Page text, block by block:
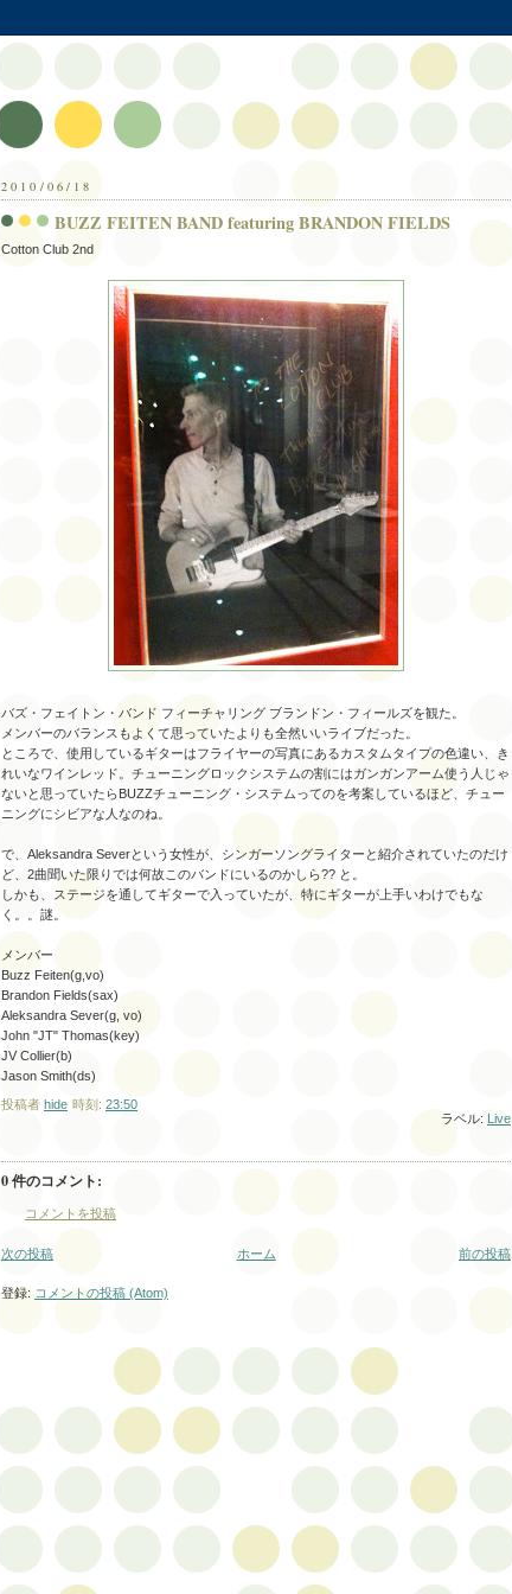
2010/06/18
BUZZ FEITEN BAND featuring BRANDON FIELDS
Cotton Club 2nd
バズ・フェイトン・バンド フィーチャリング ブランドン・フィールズを観た。
メンバーのバランスもよくて思っていたよりも全然いいライブだった。
ところで、使用しているギターはフライヤーの写真にあるカスタムタイプの色違い、き
れいなワインレッド。チューニングロックシステムの割にはガンガンアーム使う人じゃ
ないと思っていたらBUZZチューニング・システムってのを考案しているほど、チュー
ニングにシビアな人なのね。
で、Aleksandra Severという女性が、シンガーソングライターと紹介されていたのだけ
ど、2曲聞いた限りでは何故このバンドにいるのかしら?? と。
しかも、ステージを通してギターで入っていたが、特にギターが上手いわけでもな
く。。謎。
メンバー
Buzz Feiten(g,vo)
Brandon Fields(sax)
Aleksandra Sever(g, vo)
John "JT" Thomas(key)
JV Collier(b)
Jason Smith(ds)
投稿者 hide 時刻: 23:50
ラベル:
Live
0 件のコメント:
コメントを投稿
次の投稿 前の投稿
ホーム
登録: コメントの投稿 (Atom)